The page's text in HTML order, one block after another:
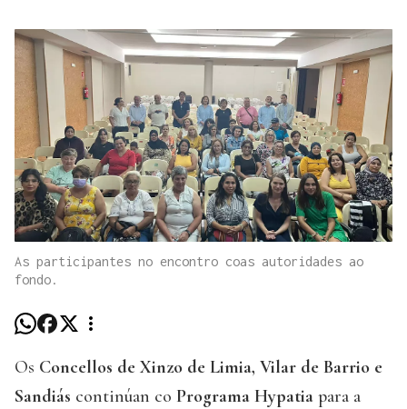
As participantes no encontro coas autoridades ao
fondo.
Os Concellos de Xinzo de Limia, Vilar de Barrio e
Sandiás continúan co Programa Hypatia para a